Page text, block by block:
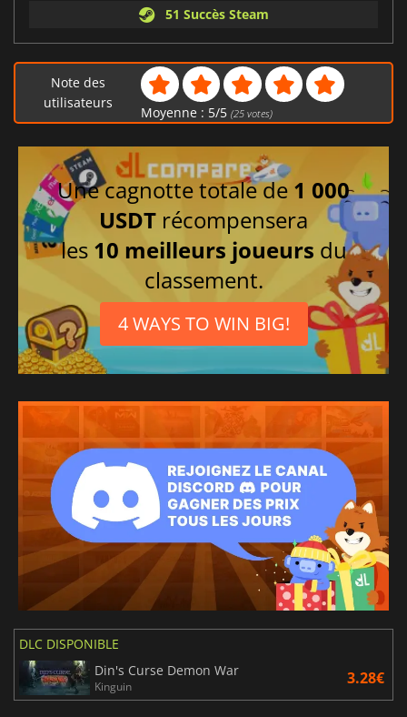
51 Succès Steam
Note des
utilisateurs
Moyenne : 5/5 (25votes)
Une cagnotte totale de 1 000
USDT récompensera
les 10 meilleurs joueurs du
classement.
4 WAYS TO WIN BIG!
DLC DISPONIBLE
Din's Curse Demon War
Kinguin 3.28€